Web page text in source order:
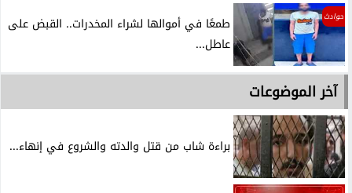
حوادث
طمعًا في أموالها لشراء المخدرات.. القبض على
عاطل...
آخر الموضوعات
براءة شاب من قتل والدته والشروع في إنهاء...